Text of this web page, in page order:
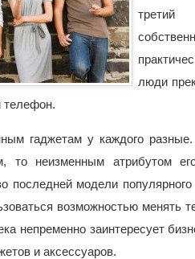
третий
люди
телефон.
гаджетам у каждого
то неизменным атрибутом
последней модели
возможностью менять
непременно заинтересует
и аксессуаров.